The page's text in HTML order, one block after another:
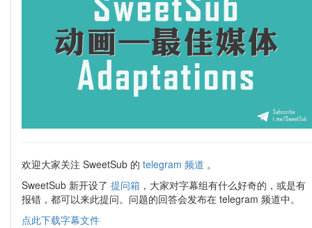
欢迎大家关注 SweetSub 的 telegram 频道 。
SweetSub 新开设了 提问箱 ，大家对字幕组有什么好奇的，或是有
报错，都可以来此提问。问题的回答会发布在 telegram 频道中。
点此下载字幕文件